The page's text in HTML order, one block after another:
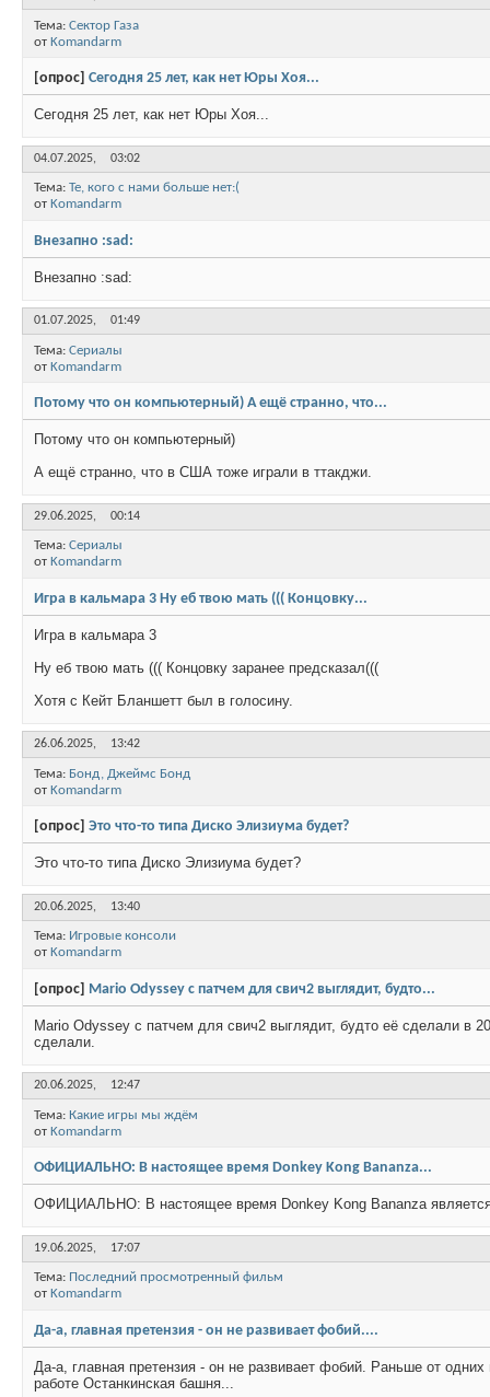
Тема: Сектор Газа
от Komandarm
[опрос] Сегодня 25 лет, как нет Юры Хоя...
Сегодня 25 лет, как нет Юры Хоя...
04.07.2025, 03:02
Тема: Те, кого с нами больше нет:(
от Komandarm
Внезапно :sad:
Внезапно :sad:
01.07.2025, 01:49
Тема: Сериалы
от Komandarm
Потому что он компьютерный) А ещё странно, что...
Потому что он компьютерный)
А ещё странно, что в США тоже играли в ттакджи.
29.06.2025, 00:14
Тема: Сериалы
от Komandarm
Игра в кальмара 3 Ну еб твою мать ((( Концовку...
Игра в кальмара 3
Ну еб твою мать ((( Концовку заранее предсказал(((
Хотя с Кейт Бланшетт был в голосину.
26.06.2025, 13:42
Тема: Бонд, Джеймс Бонд
от Komandarm
[опрос] Это что-то типа Диско Элизиума будет?
Это что-то типа Диско Элизиума будет?
20.06.2025, 13:40
Тема: Игровые консоли
от Komandarm
[опрос] Mario Odyssey с патчем для свич2 выглядит, будто...
Mario Odyssey с патчем для свич2 выглядит, будто её сделали в
сделали.
20.06.2025, 12:47
Тема: Какие игры мы ждём
от Komandarm
ОФИЦИАЛЬНО: В настоящее время Donkey Kong Bananza...
ОФИЦИАЛЬНО: В настоящее время Donkey Kong Bananza
19.06.2025, 17:07
Тема: Последний просмотренный фильм
от Komandarm
Да-а, главная претензия - он не развивает фобий....
Да-а, главная претензия - он не развивает фобий. Раньше от
работе Останкинская башня...